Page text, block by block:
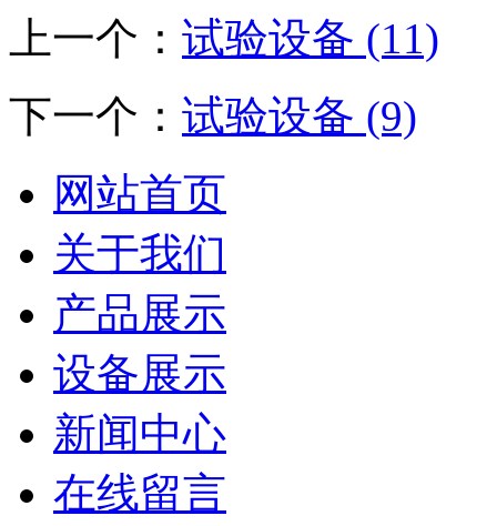
上一个： 试验设备 (11)
下一个： 试验设备 (9)
网站首页
关于我们
产品展示
设备展示
新闻中心
在线留言